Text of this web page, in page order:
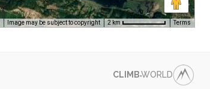
Image may be subject to copyright 2 km Terms
CLIMB●WORLD